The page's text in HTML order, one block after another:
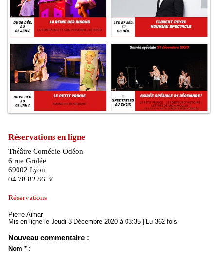
Réservations en ligne
Théâtre Comédie-Odéon
6 rue Grolée
69002 Lyon
04 78 82 86 30
Réservations
Pierre Aimar
Mis en ligne le Jeudi 3 Décembre 2020 à 03:35 | Lu 362 fois
Nouveau commentaire :
Nom * :